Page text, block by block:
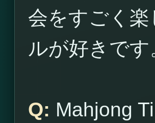
会をすごく
ルが好きです
Q: Mahjong